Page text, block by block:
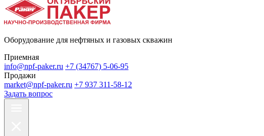
Оборудование для нефтяных и газовых скважин
Приемная
info@npf-paker.ru +7 (34767) 5-06-95
Продажи
market@npf-paker.ru +7 937 311-58-12
Задать вопрос